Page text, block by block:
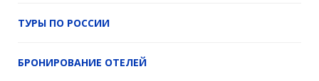
ТУРЫ ПО РОССИИ
БРОНИРОВАНИЕ ОТЕЛЕЙ